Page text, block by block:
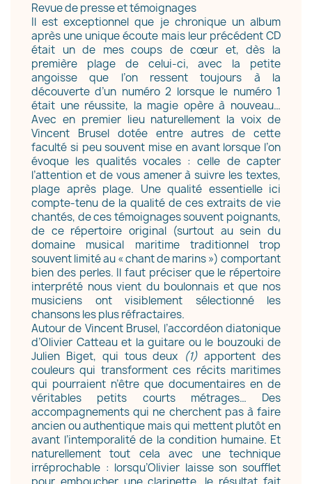
Revue de presse et témoignages
Il est exceptionnel que je chronique un album
après une unique écoute mais leur précédent CD
était un de mes coups de cœur et, dès la
première plage de celui-ci, avec la petite
angoisse que l’on ressent toujours à la
découverte d’un numéro 2 lorsque le numéro 1
était une réussite, la magie opère à nouveau…
Avec en premier lieu naturellement la voix de
Vincent Brusel dotée entre autres de cette
faculté si peu souvent mise en avant lorsque l’on
évoque les qualités vocales : celle de capter
l’attention et de vous amener à suivre les textes,
plage après plage. Une qualité essentielle ici
compte-tenu de la qualité de ces extraits de vie
chantés, de ces témoignages souvent poignants,
de ce répertoire original (surtout au sein du
domaine musical maritime traditionnel trop
souvent limité au « chant de marins ») comportant
bien des perles. Il faut préciser que le répertoire
interprété nous vient du boulonnais et que nos
musiciens ont visiblement sélectionné les
chansons les plus réfractaires.
Autour de Vincent Brusel, l’accordéon diatonique
d’Olivier Catteau et la guitare ou le bouzouki de
Julien Biget, qui tous deux (1) apportent des
couleurs qui transforment ces récits maritimes
qui pourraient n’être que documentaires en de
véritables petits courts métrages… Des
accompagnements qui ne cherchent pas à faire
ancien ou authentique mais qui mettent plutôt en
avant l’intemporalité de la condition humaine. Et
naturellement tout cela avec une technique
irréprochable : lorsqu’Olivier laisse son soufflet